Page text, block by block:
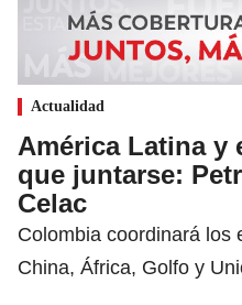
Actualidad
América Latina y
que juntarse:
Celac
Colombia coordinará los
China, África, Golfo y